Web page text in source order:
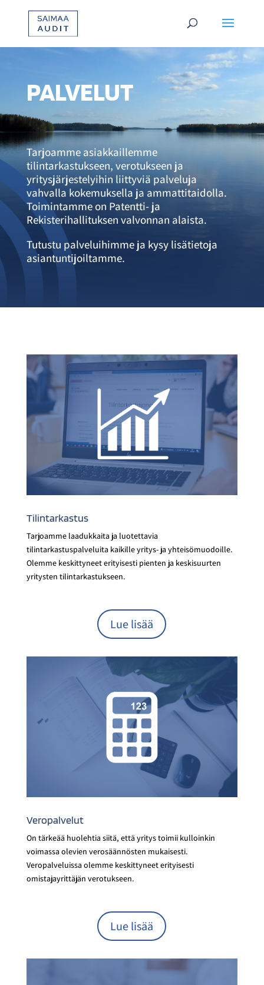
PALVELUT
Tarjoamme asiakkaillemme
tilintarkastukseen, verotukseen ja
yritysjärjestelyihin liittyviä palveluja
vahvalla kokemuksella ja ammattitaidolla.
Toimintamme on Patentti- ja
Rekisterihallituksen valvonnan alaista.
Tutustu palveluihimme ja kysy lisätietoja
asiantuntijoiltamme.
Tilintarkastus
Tarjoamme laadukkaita ja luotettavia
tilintarkastuspalveluita kaikille yritys- ja yhteisömuodoille.
Olemme keskittyneet erityisesti pienten ja keskisuurten
yritysten tilintarkastukseen.
Lue lisää
Veropalvelut
On tärkeää huolehtia siitä, että yritys toimii kulloinkin
voimassa olevien verosäännösten mukaisesti.
Veropalveluissa olemme keskittyneet erityisesti
omistajayrittäjän verotukseen.
Lue lisää